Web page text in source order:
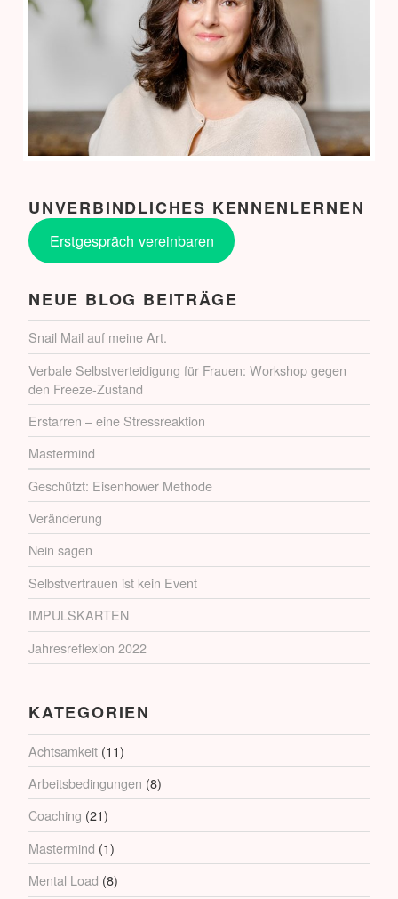
UNVERBINDLICHES KENNENLERNEN
Erstgespräch vereinbaren
NEUE BLOG BEITRÄGE
Snail Mail auf meine Art.
Verbale Selbstverteidigung für Frauen: Workshop gegen
den Freeze-Zustand
Erstarren – eine Stressreaktion
Mastermind
Geschützt: Eisenhower Methode
Veränderung
Nein sagen
Selbstvertrauen ist kein Event
IMPULSKARTEN
Jahresreflexion 2022
KATEGORIEN
Achtsamkeit (11)
Arbeitsbedingungen (8)
Coaching (21)
Mastermind (1)
Mental Load (8)